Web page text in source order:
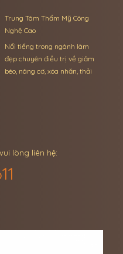
Trung Tâm Thẩm Mỹ Công
Nghệ Cao
Nổi tiếng trong ngành làm
đẹp chuyên điều trị về giảm
béo, nâng cơ, xóa nhăn, thải
lòng liên hệ: